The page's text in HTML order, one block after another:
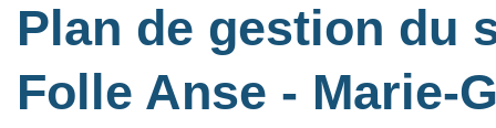
Plan de gestion du
Folle Anse - Marie-